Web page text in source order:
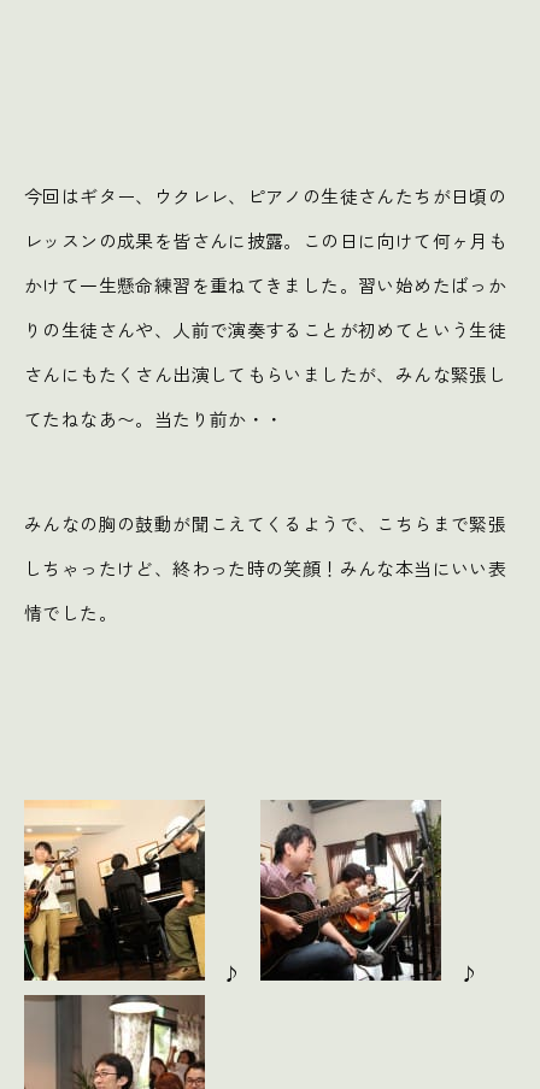
今回はギター、ウクレレ、ピアノの生徒さんたちが日頃の
レッスンの成果を皆さんに披露。この日に向けて何ヶ月も
かけて一生懸命練習を重ねてきました。習い始めたばっか
りの生徒さんや、人前で演奏することが初めてという生徒
さんにもたくさん出演してもらいましたが、みんな緊張し
てたねなあ〜。当たり前か・・
みんなの胸の鼓動が聞こえてくるようで、こちらまで緊張
しちゃったけど、終わった時の笑顔！みんな本当にいい表
情でした。
♪ ♪